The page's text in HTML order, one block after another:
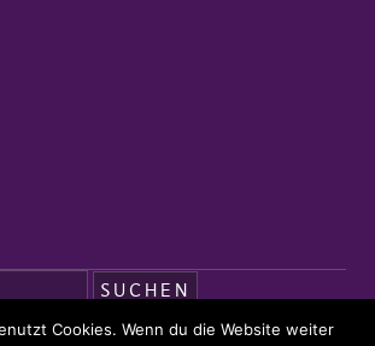
Neu-Ulm
Cookies. Wenn du die Website weiter